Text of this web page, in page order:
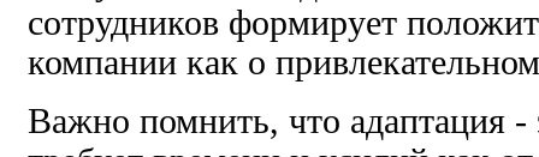
сотрудников формирует
компании как о
Важно помнить, что адаптация -